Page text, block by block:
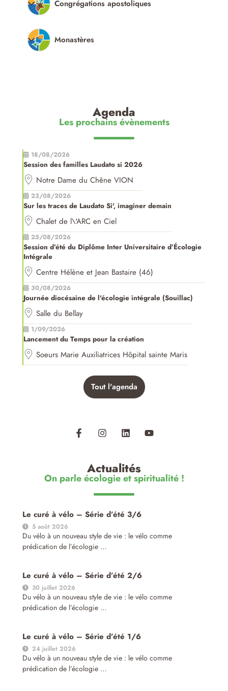
Congrégations apostoliques
Monastères
Agenda
Les prochains évènements
18/08/2026
Session des familles Laudato si 2026
Notre Dame du Chêne VION
23/08/2026
Sur les traces de Laudato Si', imaginer demain
Chalet de l\'ARC en Ciel
25/08/2026
Session d’été du Diplôme Inter Universitaire d’Écologie
Intégrale
Centre Hélène et Jean Bastaire (46)
30/08/2026
Journée diocésaine de l'écologie intégrale (Souillac)
Salle du Bellay
1/09/2026
Lancement du Temps pour la création
Soeurs Marie Auxiliatrices Hôpital sainte Maris
Tout l'agenda
Actualités
On parle écologie et spiritualité !
Le curé à vélo – Série d’été 3/6
5 août 2026
Du vélo à un nouveau style de vie : le vélo comme
prédication de l’écologie …
Le curé à vélo – Série d’été 2/6
30 juillet 2026
Du vélo à un nouveau style de vie : le vélo comme
prédication de l’écologie …
Le curé à vélo – Série d’été 1/6
24 juillet 2026
Du vélo à un nouveau style de vie : le vélo comme
prédication de l’écologie …